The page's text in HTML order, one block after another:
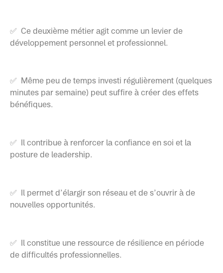
✅ Ce deuxième métier agit comme un levier de
développement personnel et professionnel.
✅ Même peu de temps investi régulièrement (quelques
minutes par semaine) peut suffire à créer des effets
bénéfiques.
✅ Il contribue à renforcer la confiance en soi et la
posture de leadership.
✅ Il permet d’élargir son réseau et de s’ouvrir à de
nouvelles opportunités.
✅ Il constitue une ressource de résilience en période
de difficultés professionnelles.